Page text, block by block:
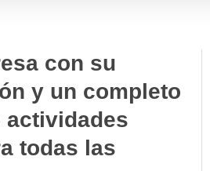
con su
y un completo
actividades
todas las